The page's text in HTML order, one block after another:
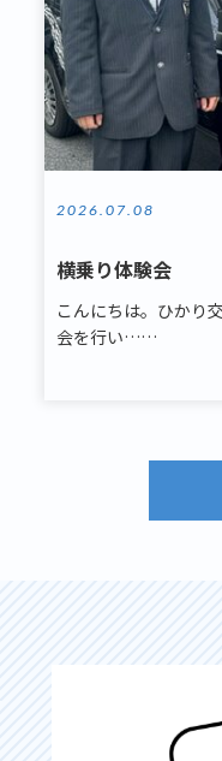
2026.07.08
横乗り体験会
こんにちは。ひかり
会を行い……